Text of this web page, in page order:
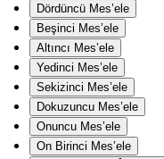
Dördüncü Mes’ele
Beşinci Mes’ele
Altıncı Mes’ele
Yedinci Mes’ele
Sekizinci Mes’ele
Dokuzuncu Mes’ele
Onuncu Mes’ele
On Birinci Mes’ele